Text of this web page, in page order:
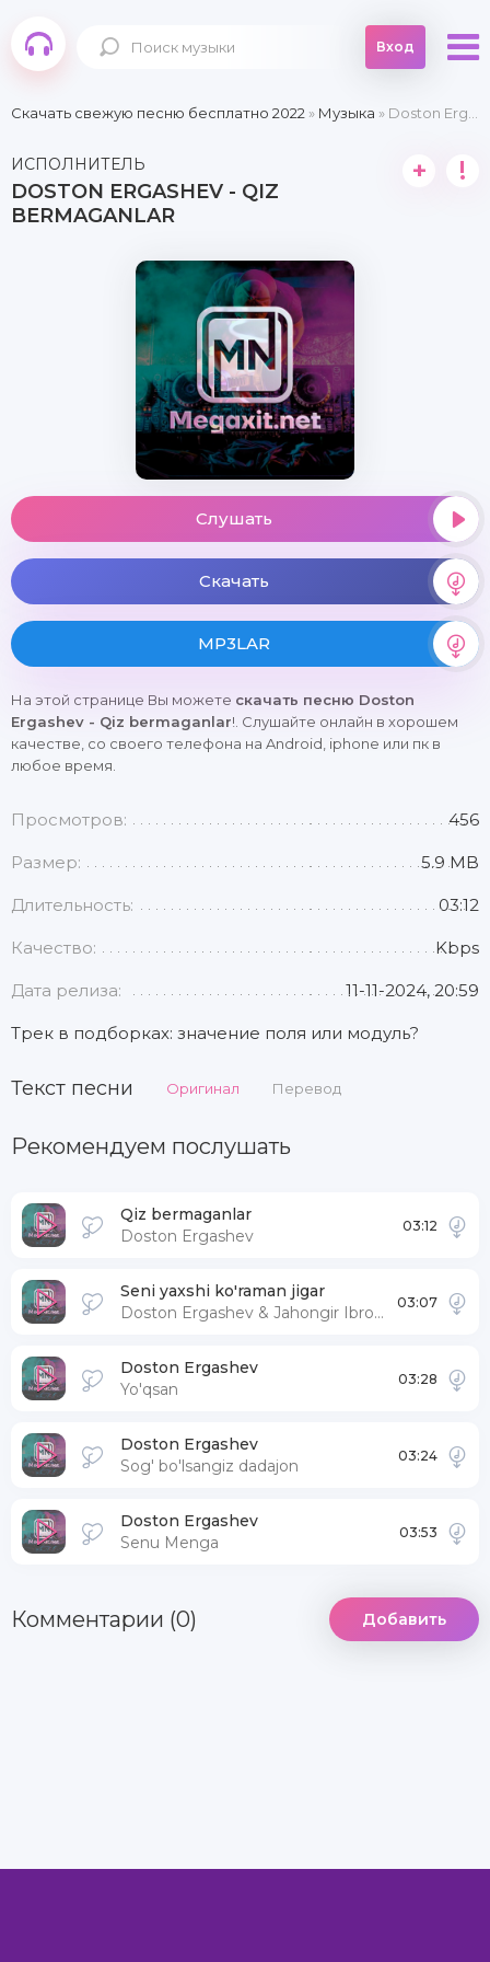
Вход
Скачать свежую песню бесплатно 2022 » Музыка » Doston Ergashev - Qiz bermaganlar
ИСПОЛНИТЕЛЬ
DOSTON ERGASHEV - QIZ
BERMAGANLAR
+ !
Слушать
Скачать
MP3LAR
На этой странице Вы можете скачать песню Doston
Ergashev - Qiz bermaganlar!. Слушайте онлайн в хорошем
качестве, со своего телефона на Android, iphone или пк в
любое время.
Просмотров: 456
Размер: 5.9 MB
Длительность: 03:12
Качество: Kbps
Дата релиза: 11-11-2024, 20:59
Трек в подборках: значение поля или модуль?
Текст песни Оригинал Перевод
Рекомендуем послушать
Qiz bermaganlar
Doston Ergashev
03:12
Seni yaxshi ko'raman jigar
Doston Ergashev & Jahongir Ibrohimov
03:07
Doston Ergashev
Yo'qsan
03:28
Doston Ergashev
Sog' bo'lsangiz dadajon
03:24
Doston Ergashev
Senu Menga
03:53
Комментарии (0) Добавить